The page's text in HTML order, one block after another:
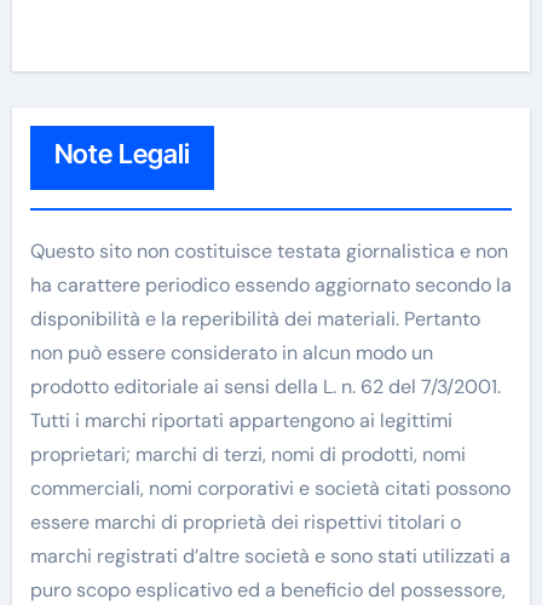
Note Legali
Questo sito non costituisce testata giornalistica e non
ha carattere periodico essendo aggiornato secondo la
disponibilità e la reperibilità dei materiali. Pertanto
non può essere considerato in alcun modo un
prodotto editoriale ai sensi della L. n. 62 del 7/3/2001.
Tutti i marchi riportati appartengono ai legittimi
proprietari; marchi di terzi, nomi di prodotti, nomi
commerciali, nomi corporativi e società citati possono
essere marchi di proprietà dei rispettivi titolari o
marchi registrati d’altre società e sono stati utilizzati a
puro scopo esplicativo ed a beneficio del possessore,